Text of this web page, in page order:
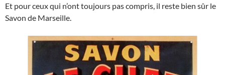
Et pour ceux qui n’ont toujours pas compris, il reste bien sûr le
Savon de Marseille.